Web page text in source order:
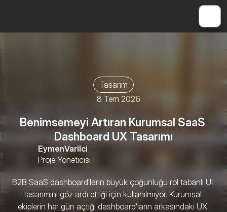
Tasarım
8 Tem 2026
Benimsemeyi Artıran Kurumsal SaaS
Dashboard UX Tasarımı
EymenVarilci
Proje Yöneticisi
B2B SaaS dashboard'ların büyük çoğunluğu rol tabanlı UI
tasarımını göz ardı ettiği için kullanılmıyor. Kurumsal
ekiplerin her gün açtığı dashboard'ların arkasındaki UX